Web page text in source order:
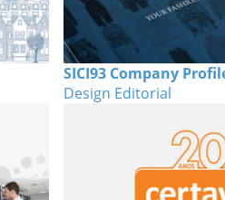
SICI93 Company
Design Editorial